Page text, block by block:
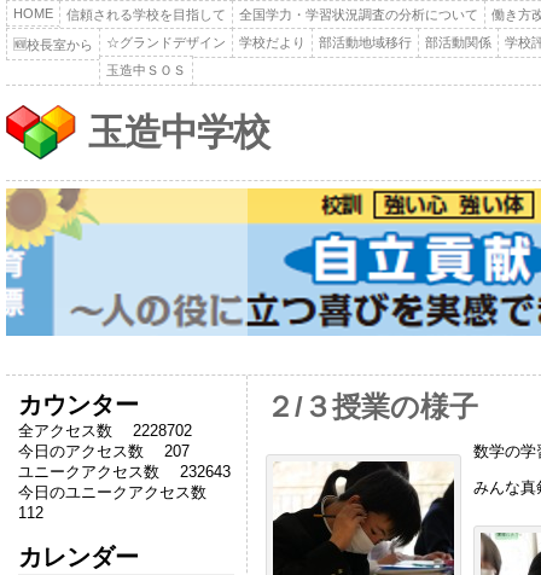
HOME 信頼される学校を目指して 全国学力・学習状況調査の分析について 働き方
🆕校長室から ☆グランドデザイン 学校だより 部活動地域移行 部活動関係
学校
玉造中ＳＯＳ
玉造中学校
カウンター
全アクセス数 2228702
今日のアクセス数 207
ユニークアクセス数 232643
今日のユニークアクセス数
112
カレンダー
２/３授業の様子
数学の学
みんな真